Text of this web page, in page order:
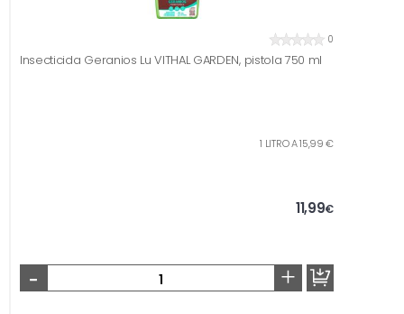
0
Insecticida Geranios Lu VITHAL GARDEN, pistola 750 ml
1 LITRO A 15,99 €
11,99€
- +